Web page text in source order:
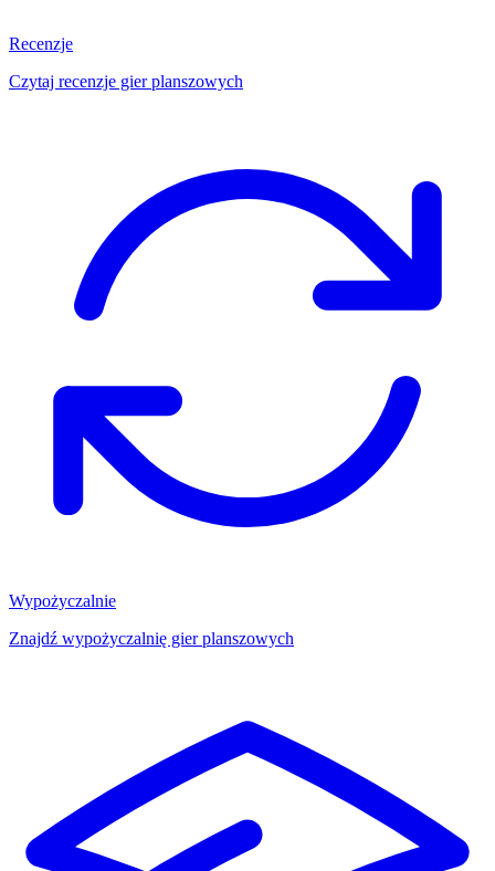
Recenzje
Czytaj recenzje gier planszowych
Wypożyczalnie
Znajdź wypożyczalnię gier planszowych